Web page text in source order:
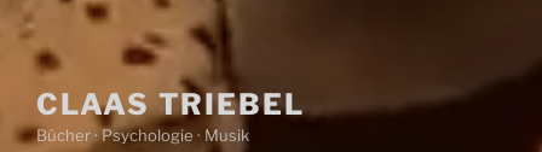
CLAAS TRIEBEL
Bücher · Psychologie · Musik